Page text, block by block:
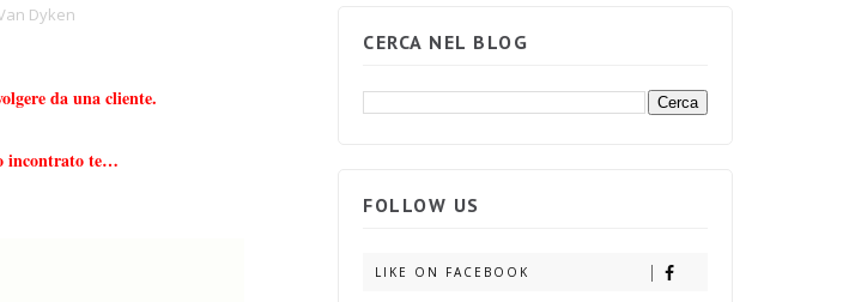
Dyken
da una cliente.
incontrato te…
CERCA NEL BLOG
FOLLOW US
LIKE ON FACEBOOK